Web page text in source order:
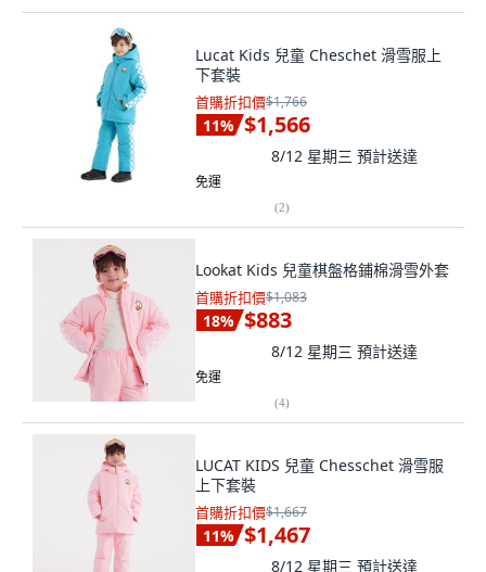
Lucat Kids 兒童 Cheschet 滑雪服上
下套裝
首購折扣價$1,766
11% $1,566
8/12 星期三 預計送達
免運
(2)
Lookat Kids 兒童棋盤格鋪棉滑雪外套
首購折扣價$1,083
18% $883
8/12 星期三 預計送達
免運
(4)
LUCAT KIDS 兒童 Chesschet 滑雪服
上下套裝
首購折扣價$1,667
11% $1,467
8/12 星期三 預計送達